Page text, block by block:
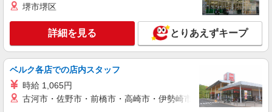
時給1500円〜1600円 ご経験・スキルにより考
慮致します スマホでかんたんに前払いで給与が受
け取れます（※上限、条件あり）
愛知県名古屋市中村区 JR線・名鉄線・近鉄
線・地下鉄・臨海高速鉄道 名古屋駅直結
キープ 詳細を見る
堺市堺区
詳細を見る とりあえずキープ
ベルク各店での店内スタッフ
時給 1,065円
古河市・佐野市・前橋市・高崎市・伊勢崎市・太田市・館林市